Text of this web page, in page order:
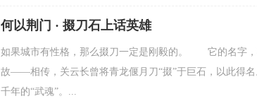
何以荆门 · 掇刀石上话英雄
如果城市有性格，那么掇刀一定是刚毅的。 它的名字，
故——相传，关云长曾将青龙偃月刀“掇”于巨石，以此
千年的“武魂”。...